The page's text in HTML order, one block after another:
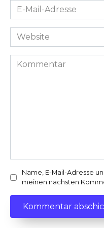
E-
Mail-
Adresse
Website
Kommentar
Name, E-Mail-Adresse
meinen nächsten